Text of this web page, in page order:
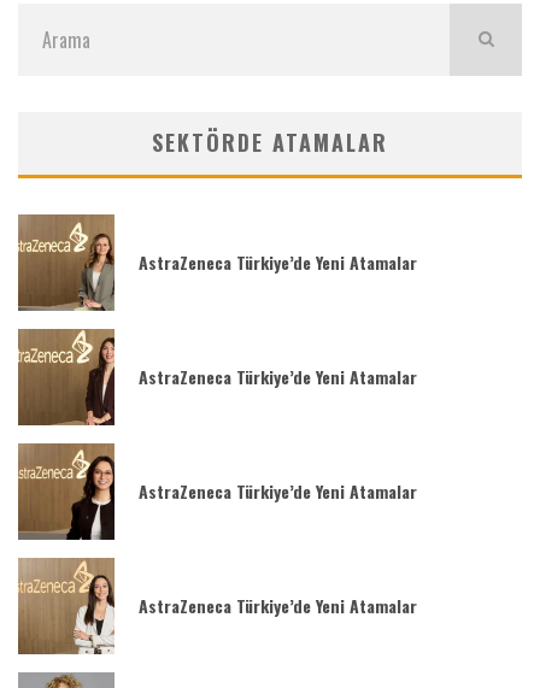
SEKTÖRDE ATAMALAR
AstraZeneca Türkiye’de Yeni Atamalar
AstraZeneca Türkiye’de Yeni Atamalar
AstraZeneca Türkiye’de Yeni Atamalar
AstraZeneca Türkiye’de Yeni Atamalar